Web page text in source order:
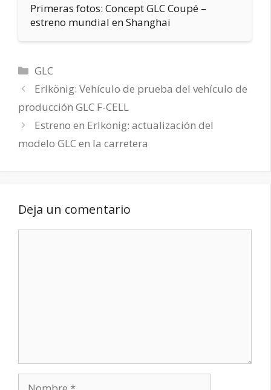
Primeras fotos: Concept GLC Coupé –
estreno mundial en Shanghai
Categorías
GLC
Erlkönig: Vehículo de prueba del vehículo de
producción GLC F-CELL
Estreno en Erlkönig: actualización del
modelo GLC en la carretera
Deja un comentario